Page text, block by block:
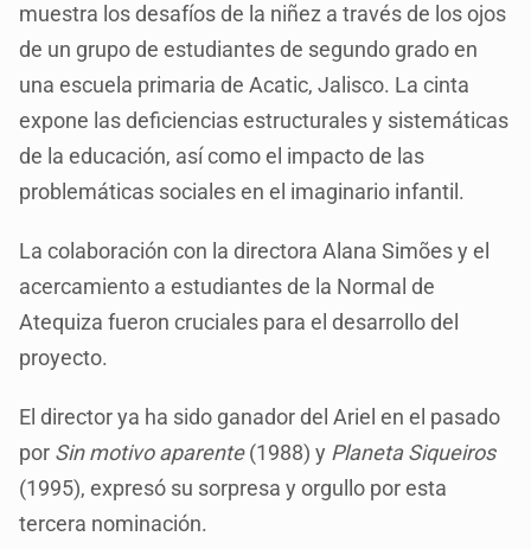
muestra los desafíos de la niñez a través de los ojos
de un grupo de estudiantes de segundo grado en
una escuela primaria de Acatic, Jalisco. La cinta
expone las deficiencias estructurales y sistemáticas
de la educación, así como el impacto de las
problemáticas sociales en el imaginario infantil.
La colaboración con la directora Alana Simões y el
acercamiento a estudiantes de la Normal de
Atequiza fueron cruciales para el desarrollo del
proyecto.
El director ya ha sido ganador del Ariel en el pasado
por Sin motivo aparente(1988) y Planeta Siqueiros
(1995), expresó su sorpresa y orgullo por esta
tercera nominación.